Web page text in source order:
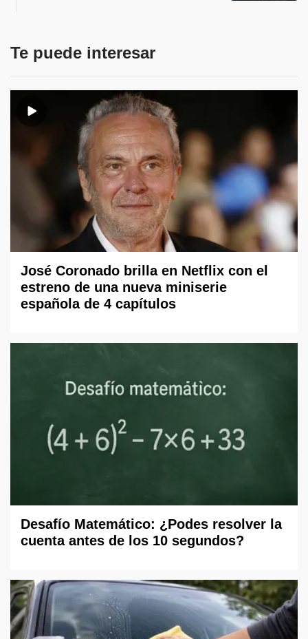
Te puede interesar
José Coronado brilla en Netflix con el
estreno de una nueva miniserie
española de 4 capítulos
Desafío Matemático: ¿Podes resolver la
cuenta antes de los 10 segundos?